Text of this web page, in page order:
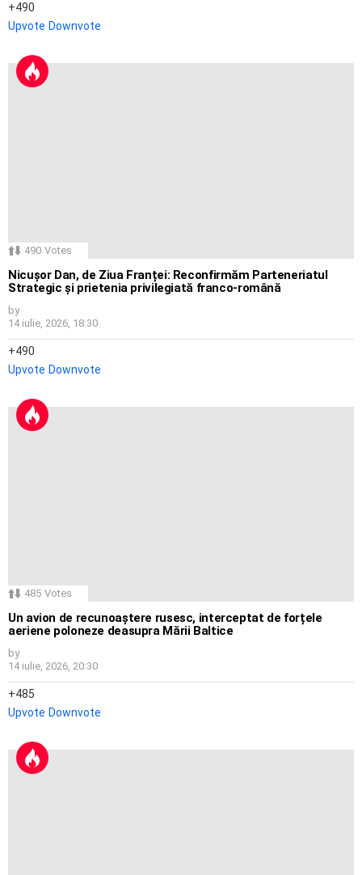
490
Upvote Downvote
490 Votes
Nicușor Dan, de Ziua Franței: Reconfirmăm Parteneriatul
Strategic și prietenia privilegiată franco-română
by
14 iulie, 2026, 18:30
490
Upvote Downvote
485 Votes
Un avion de recunoaștere rusesc, interceptat de forțele
aeriene poloneze deasupra Mării Baltice
by
14 iulie, 2026, 20:30
485
Upvote Downvote